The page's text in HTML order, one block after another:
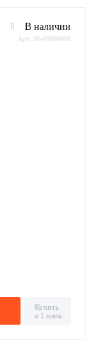
В наличии
Арт: 00-00006086
Купить
в 1 клик